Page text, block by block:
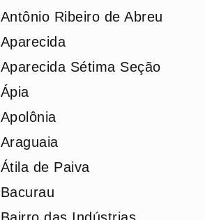
Antônio Ribeiro de Abreu
Aparecida
Aparecida Sétima Seção
Ápia
Apolônia
Araguaia
Átila de Paiva
Bacurau